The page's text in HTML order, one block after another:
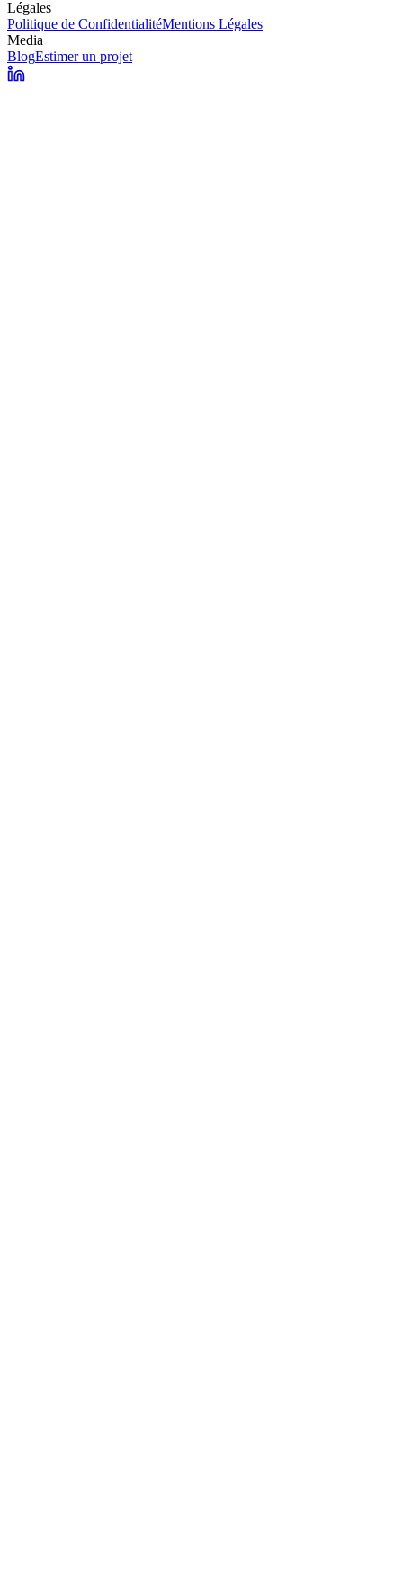
Légales
Politique de ConfidentialitéMentions Légales
Media
BlogEstimer un projet